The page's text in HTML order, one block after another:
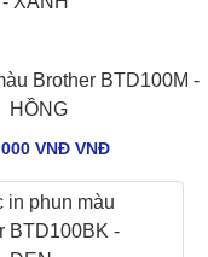
Brother BTD100M -
HỒNG
VNĐ VNÐ